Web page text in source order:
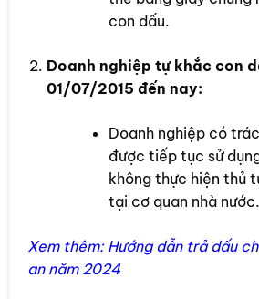
con dấu.
Doanh nghiệp tự khắc con
01/07/2015 đến nay:
Doanh nghiệp có
được tiếp tục sử
không thực hiện thủ
tại cơ quan nhà nước.
Xem thêm: Hướng dẫn trả dấu
an năm 2024